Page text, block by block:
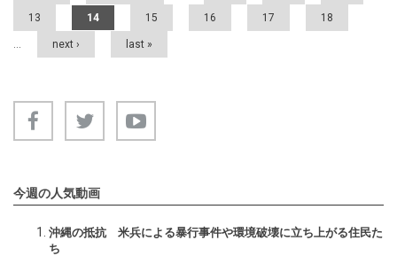
13 14 15 16 17 18
… next › last »
今週の人気動画
沖縄の抵抗 米兵による暴行事件や環境破壊に立ち上がる住民た
ち